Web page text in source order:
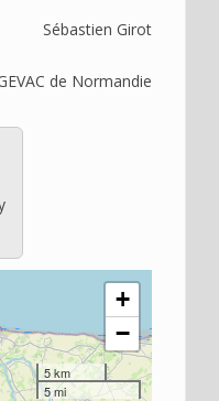
Sébastien Girot
de Normandie
+
−
5 km
5 mi